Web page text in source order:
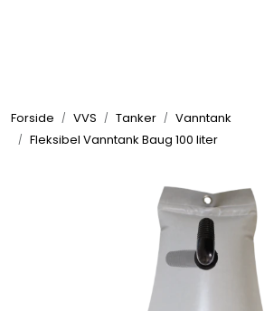
Forside VVS Tanker
Vanntank
Fleksibel Vanntank Baug 100 liter
Elektrisk
Bygg/Innredning